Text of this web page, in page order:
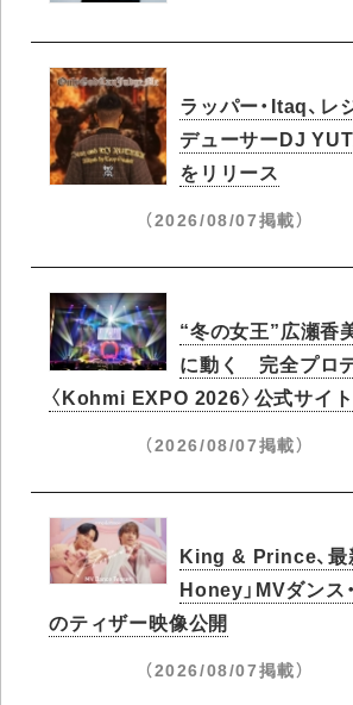
ラッパー・Itaq、レ
デューサーDJ
をリリース
（2026/08/07掲載）
“冬の女王”広瀬香
に動く 完全プロ
〈Kohmi EXPO 2026〉公式サイ
（2026/08/07掲載）
King & Prince、最
Honey」MVダンス
のティザー映像公開
（2026/08/07掲載）